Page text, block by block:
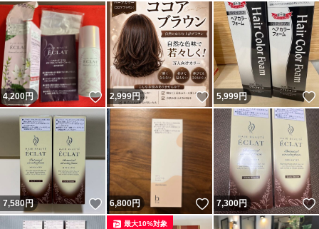
4,200円 いいね！
2,999円 いいね！
5,999円
7,580円 いいね！
6,800円 いいね！
7,300円
最大10%対象